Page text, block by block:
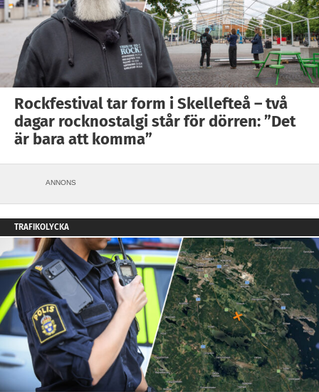
Rockfestival tar form i Skellefteå – två
dagar rocknostalgi står för dörren: ”Det
är bara att komma”
ANNONS
TRAFIKOLYCKA